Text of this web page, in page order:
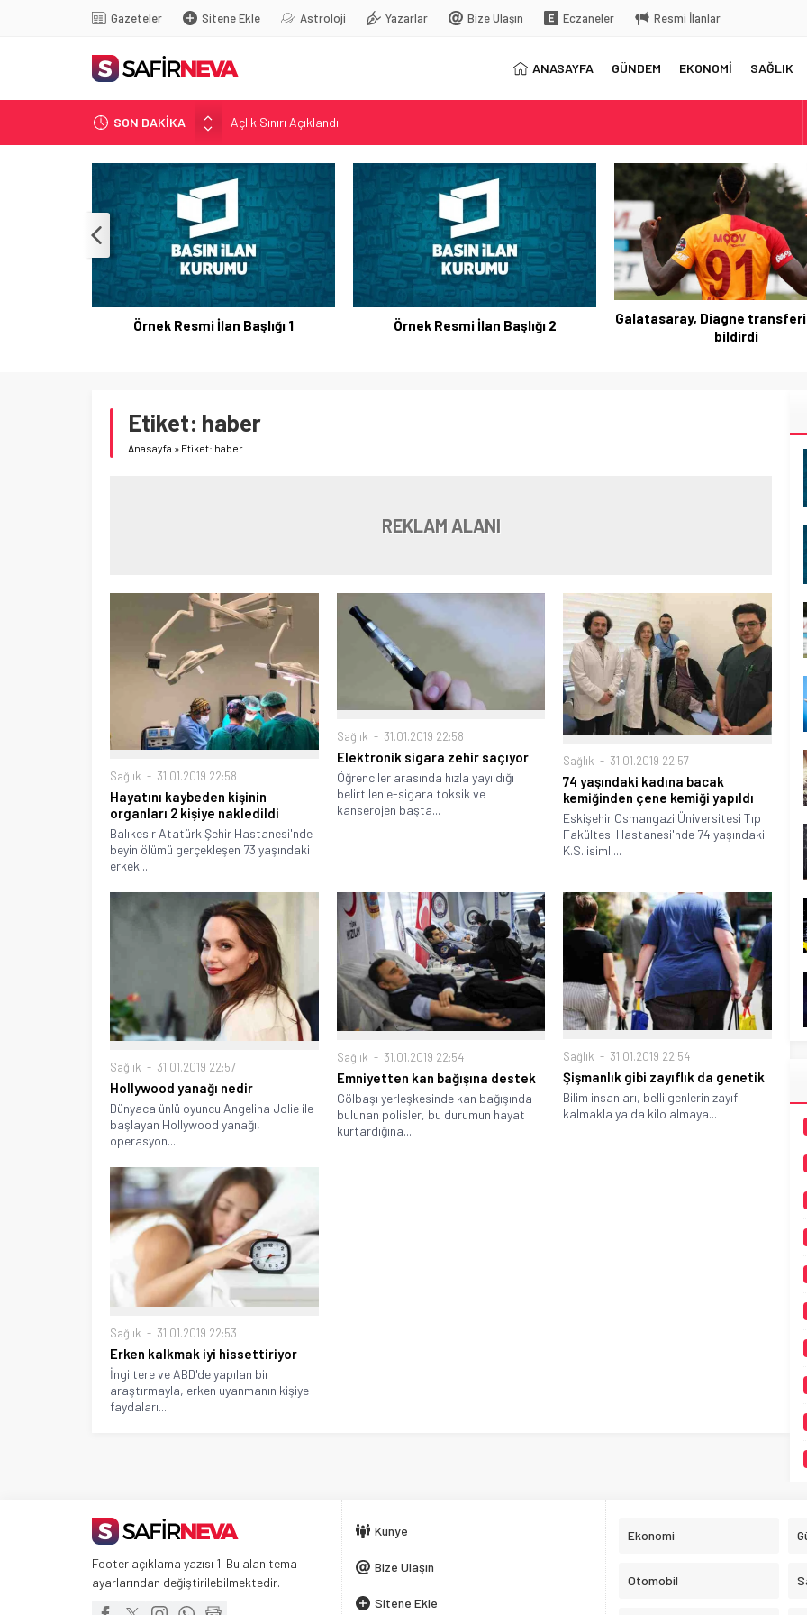
Gazeteler Sitene Ekle Astroloji Yazarlar Bize Ulaşın Eczaneler Resmi İlanlar
ANASAYFA GÜNDEM EKONOMİ SAĞLIK
SON DAKİKA
Açlık Sınırı Açıklandı
Öğretmenlere Kötü Haber
FETÖ’nün kritik ismi tutuklandı
Son dakika… İstanbul’da trafik felç
Yunanistan Başbakanı Çipras Türkiye’ye gelecek
Örnek Resmi İlan Başlığı 1 Örnek Resmi İlan Başlığı 2
Galatasaray, Diagne
bildirdi
Etiket: haber
Anasayfa » Etiket: haber
REKLAM ALANI
Sağlık 31.01.2019 22:58
Hayatını kaybeden kişinin
organları 2 kişiye nakledildi
Balıkesir Atatürk Şehir Hastanesi'nde
beyin ölümü gerçekleşen 73 yaşındaki
erkek...
Sağlık 31.01.2019 22:58
Elektronik sigara zehir saçıyor
Öğrenciler arasında hızla yayıldığı
belirtilen e-sigara toksik ve
kanserojen başta...
Sağlık 31.01.2019 22:57
74 yaşındaki kadına bacak
kemiğinden çene kemiği yapıldı
Eskişehir Osmangazi Üniversitesi Tıp
Fakültesi Hastanesi'nde 74 yaşındaki
K.S. isimli...
Sağlık 31.01.2019 22:57
Hollywood yanağı nedir
Dünyaca ünlü oyuncu Angelina Jolie ile
başlayan Hollywood yanağı,
operasyon...
Sağlık 31.01.2019 22:54
Emniyetten kan bağışına destek
Gölbaşı yerleşkesinde kan bağışında
bulunan polisler, bu durumun hayat
kurtardığına...
Sağlık 31.01.2019 22:54
Şişmanlık gibi zayıflık da genetik
Bilim insanları, belli genlerin zayıf
kalmakla ya da kilo almaya...
Sağlık 31.01.2019 22:53
Erken kalkmak iyi hissettiriyor
İngiltere ve ABD'de yapılan bir
araştırmayla, erken uyanmanın kişiye
faydaları...
Footer açıklama yazısı 1. Bu alan tema
ayarlarından değiştirilebilmektedir.
Künye
Bize Ulaşın
Sitene Ekle
Ekonomi
Otomobil